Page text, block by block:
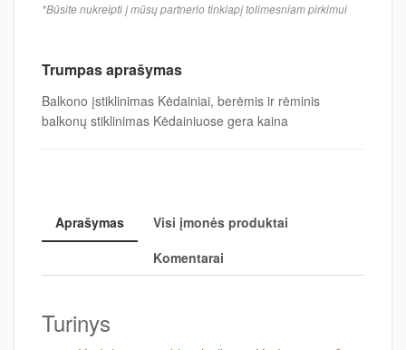
*Būsite nukreipti į mūsų partnerio tinklapį tolimesniam pirkimui
Trumpas aprašymas
Balkono įstiklinimas Kėdainiai, berėmis ir rėminis
balkonų stiklinimas Kėdainiuose gera kaina
Aprašymas
Visi įmonės produktai
Komentarai
Turinys